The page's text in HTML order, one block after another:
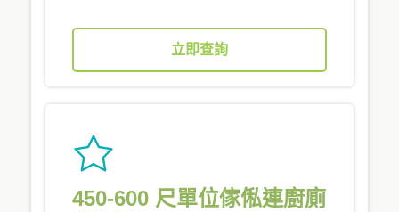
立即查詢
450-600 尺單位傢俬連廚廁